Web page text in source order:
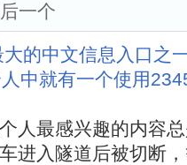
一个
的中文信息入口之
中就有一个使用
感兴趣的内容总
进入隧道后被切断